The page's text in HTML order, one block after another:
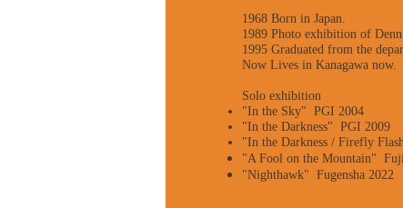
1968 Born in Japan.
1989 Photo exhibition of
1995 Graduated from the
Now Lives in Kanagawa now.
Solo exhibition
"In the Sky" PGI 2004
"In the Darkness" PGI 2009
"In the Darkness / Firefly
"A Fool on the Mountain"
"Nighthawk" Fugensha 2022